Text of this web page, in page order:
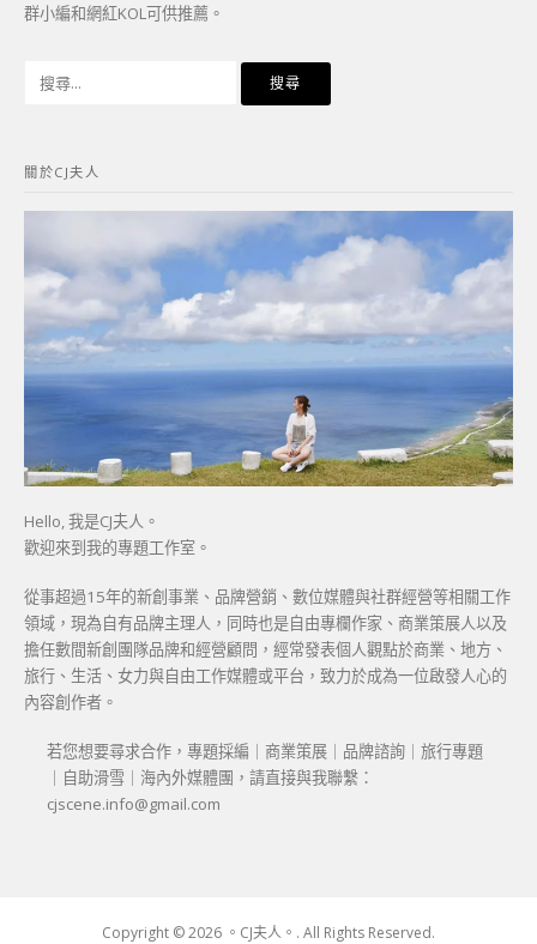
群小編和網紅KOL可供推薦。
字:
關於CJ夫人
Hello, 我是CJ夫人。
歡迎來到我的專題工作室。
從事超過15年的新創事業、品牌營銷、數位媒體與社群經營等相關工作
領域，現為自有品牌主理人，同時也是自由專欄作家、商業策展人以及
擔任數間新創團隊品牌和經營顧問，經常發表個人觀點於商業、地方、
旅行、生活、女力與自由工作媒體或平台，致力於成為一位啟發人心的
內容創作者。
若您想要尋求合作，專題採編｜商業策展｜品牌諮詢｜旅行專題
｜自助滑雪｜海內外媒體團，請直接與我聯繫：
cjscene.info@gmail.com
Copyright © 2026 。CJ夫人。. All Rights Reserved.